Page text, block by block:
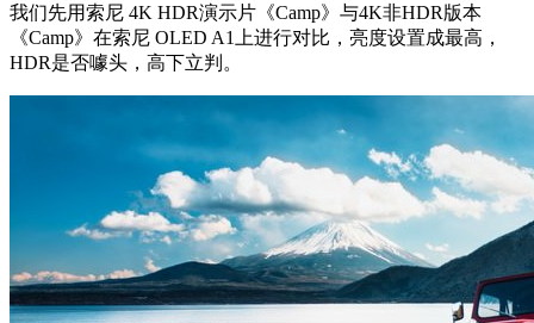
我们先用索尼 4K HDR演示片《Camp》与4K非HDR版本
《Camp》在索尼 OLED A1上进行对比，亮度设置成最高，
HDR是否噱头，高下立判。